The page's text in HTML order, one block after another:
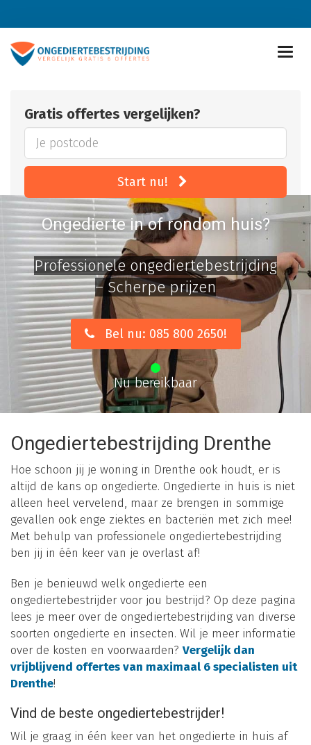
Gratis offertes vergelijken?
Start nu!
Ongedierte in of rondom huis?
Professionele ongediertebestrijding
– Scherpe prijzen
Bel nu: 085 800 2650!
Nu bereikbaar
Ongediertebestrijding Drenthe
Hoe schoon jij je woning in Drenthe ook houdt, er is
altijd de kans op ongedierte. Ongedierte in huis is niet
alleen heel vervelend, maar ze brengen in sommige
gevallen ook enge ziektes en bacteriën met zich mee!
Met behulp van professionele ongediertebestrijding
ben jij in één keer van je overlast af!
Ben je benieuwd welk ongedierte een
ongediertebestrijder voor jou bestrijd? Op deze pagina
lees je meer over de ongediertebestrijding van diverse
soorten ongedierte en insecten. Wil je meer informatie
over de kosten en voorwaarden? Vergelijk dan
vrijblijvend offertes van maximaal 6 specialisten uit
Drenthe!
Vind de beste ongediertebestrijder!
Wil je graag in één keer van het ongedierte in huis af